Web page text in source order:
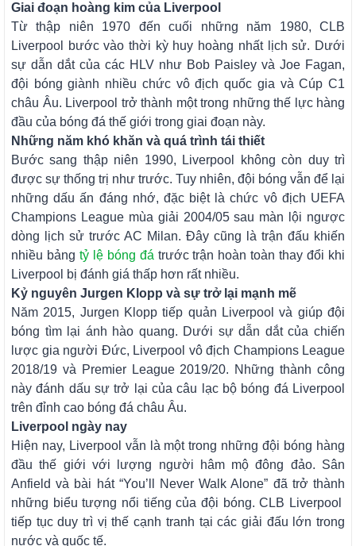
Giai đoạn hoàng kim của Liverpool
Từ thập niên 1970 đến cuối những năm 1980, CLB
Liverpool bước vào thời kỳ huy hoàng nhất lịch sử. Dưới
sự dẫn dắt của các HLV như Bob Paisley và Joe Fagan,
đội bóng giành nhiều chức vô địch quốc gia và Cúp C1
châu Âu. Liverpool trở thành một trong những thế lực hàng
đầu của bóng đá thế giới trong giai đoạn này.
Những năm khó khăn và quá trình tái thiết
Bước sang thập niên 1990, Liverpool không còn duy trì
được sự thống trị như trước. Tuy nhiên, đội bóng vẫn để lại
những dấu ấn đáng nhớ, đặc biệt là chức vô địch UEFA
Champions League mùa giải 2004/05 sau màn lội ngược
dòng lịch sử trước AC Milan. Đây cũng là trận đấu khiến
nhiều bảng tỷ lệ bóng đá trước trận hoàn toàn thay đổi khi
Liverpool bị đánh giá thấp hơn rất nhiều.
Kỷ nguyên Jurgen Klopp và sự trở lại mạnh mẽ
Năm 2015, Jurgen Klopp tiếp quản Liverpool và giúp đội
bóng tìm lại ánh hào quang. Dưới sự dẫn dắt của chiến
lược gia người Đức, Liverpool vô địch Champions League
2018/19 và Premier League 2019/20. Những thành công
này đánh dấu sự trở lại của câu lạc bộ bóng đá Liverpool
trên đỉnh cao bóng đá châu Âu.
Liverpool ngày nay
Hiện nay, Liverpool vẫn là một trong những đội bóng hàng
đầu thế giới với lượng người hâm mộ đông đảo. Sân
Anfield và bài hát “You’ll Never Walk Alone” đã trở thành
những biểu tượng nổi tiếng của đội bóng. CLB Liverpool
tiếp tục duy trì vị thế cạnh tranh tại các giải đấu lớn trong
nước và quốc tế.